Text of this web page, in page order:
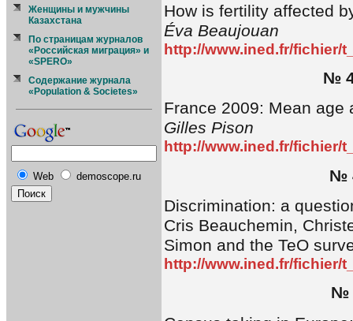
Женщины и мужчины
Казахстана
По страницам журналов
«Российская миграция» и
«SPERO»
Содержание журнала
«Population & Societes»
Web demoscope.ru
How is fertility affected
Éva Beaujouan
http://www.ined.fr/fichier/
№
France 2009: Mean age
Gilles Pison
http://www.ined.fr/fichier/
№
Discrimination: a
Cris Beauchemin,
Simon and the TeO
http://www.ined.fr/fichier/
№